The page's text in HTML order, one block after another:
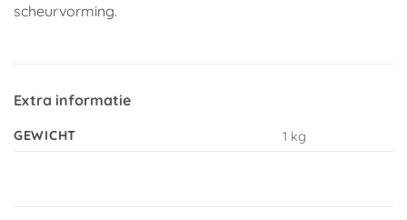
scheurvorming.
Extra informatie
GEWICHT 1 kg